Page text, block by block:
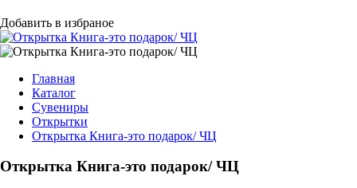
Добавить в избраное
Главная
Каталог
Сувениры
Открытки
Открытка Книга-это подарок/ ЧЦ
Открытка Книга-это подарок/ ЧЦ